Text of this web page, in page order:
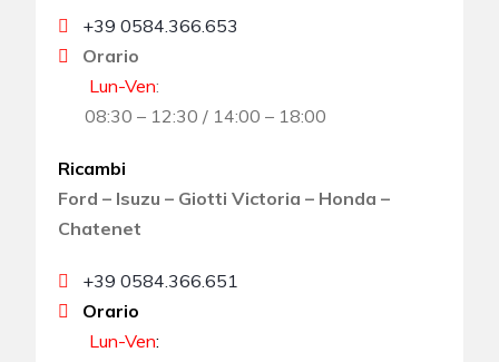
+39 0584.366.653
Orario
Lun-Ven:
08:30 – 12:30 / 14:00 – 18:00
Ricambi
Ford – Isuzu – Giotti Victoria – Honda –
Chatenet
+39 0584.366.651
Orario
Lun-Ven: